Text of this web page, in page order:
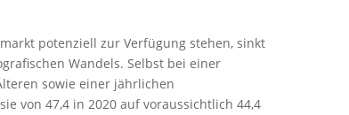
potenziell zur Verfügung stehen, sinkt
Wandels. Selbst bei einer
sowie einer jährlichen
von 47,4 in 2020 auf voraussichtlich 44,4